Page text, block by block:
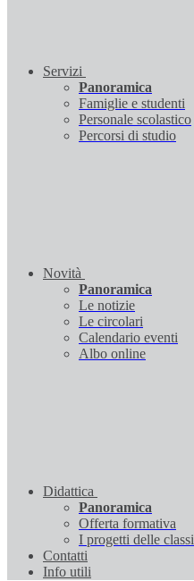
Servizi
Panoramica
Famiglie e studenti
Personale scolastico
Percorsi di studio
Novità
Panoramica
Le notizie
Le circolari
Calendario eventi
Albo online
Didattica
Panoramica
Offerta formativa
I progetti delle classi
Contatti
Info utili